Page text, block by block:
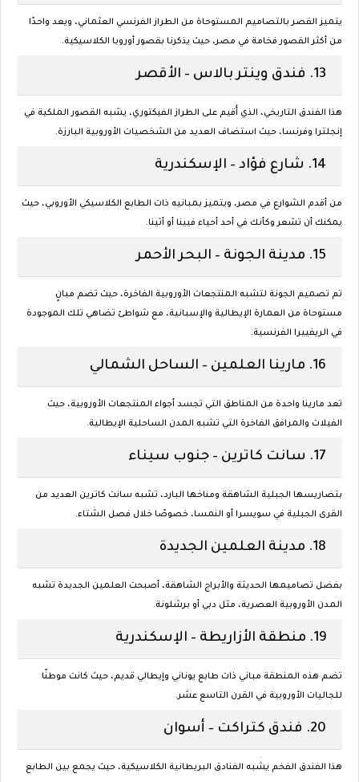
يتميز القصر بالتصاميم المستوحاة من الطراز الفرنسي العثماني، ويعد واحدًا
من أكثر القصور فخامة في مصر، حيث يذكرنا بقصور أوروبا الكلاسيكية.
13. فندق وينتر بالاس – الأقصر
هذا الفندق التاريخي، الذي أُقيم على الطراز الفيكتوري، يشبه القصور الملكية في
إنجلترا وفرنسا، حيث استضاف العديد من الشخصيات الأوروبية البارزة.
14. شارع فؤاد – الإسكندرية
من أقدم الشوارع في مصر، ويتميز بمبانيه ذات الطابع الكلاسيكي الأوروبي، حيث
يمكنك أن تشعر وكأنك في أحد أحياء فيينا أو أثينا.
15. مدينة الجونة – البحر الأحمر
تم تصميم الجونة لتشبه المنتجعات الأوروبية الفاخرة، حيث تضم مبانٍ
مستوحاة من العمارة الإيطالية والإسبانية، مع شواطئ تضاهي تلك الموجودة
في الريفييرا الفرنسية.
16. مارينا العلمين – الساحل الشمالي
تعد مارينا واحدة من المناطق التي تجسد أجواء المنتجعات الأوروبية، حيث
الفيلات والمرافق الفاخرة التي تشبه المدن الساحلية الإيطالية.
17. سانت كاترين – جنوب سيناء
بتضاريسها الجبلية الشاهقة ومناخها البارد، تشبه سانت كاترين العديد من
القرى الجبلية في سويسرا أو النمسا، خصوصًا خلال فصل الشتاء.
18. مدينة العلمين الجديدة
بفضل تصاميمها الحديثة والأبراج الشاهقة، أصبحت العلمين الجديدة تشبه
المدن الأوروبية العصرية، مثل دبي أو برشلونة.
19. منطقة الأزاريطة – الإسكندرية
تضم هذه المنطقة مباني ذات طابع يوناني وإيطالي قديم، حيث كانت موطنًا
للجاليات الأوروبية في القرن التاسع عشر.
20. فندق كتراكت – أسوان
هذا الفندق الفخم يشبه الفنادق البريطانية الكلاسيكية، حيث يجمع بين الطابع